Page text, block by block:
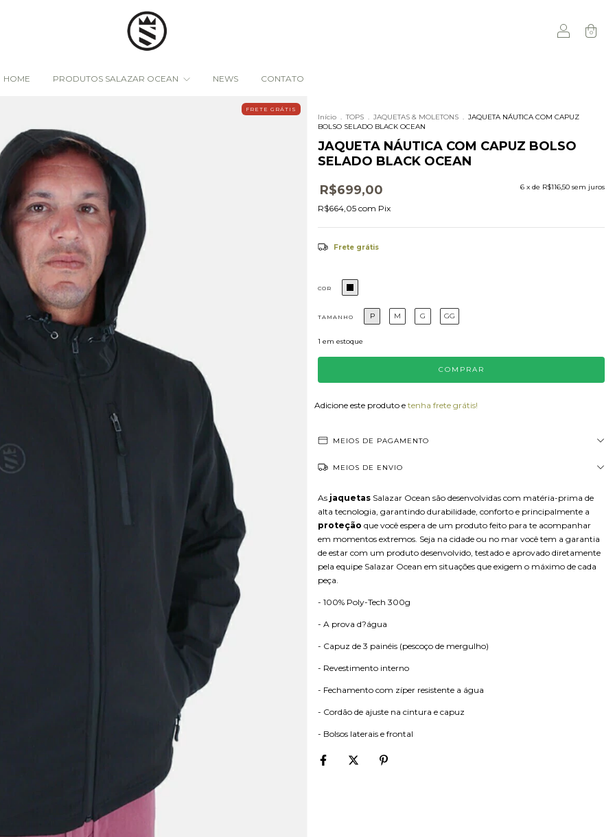
0
HOME PRODUTOS SALAZAR OCEAN NEWS CONTATO
FRETE GRÁTIS
Início . TOPS . JAQUETAS & MOLETONS . JAQUETA NÁUTICA COM CAPUZ
BOLSO SELADO BLACK OCEAN
JAQUETA NÁUTICA COM CAPUZ BOLSO
SELADO BLACK OCEAN
R$699,00
6 x de R$116,50 sem juros
R$664,05 com Pix
Frete grátis
COR
TAMANHO P M G GG
1 em estoque
Adicione este produto e tenha frete grátis!
MEIOS DE PAGAMENTO
MEIOS DE ENVIO
As jaquetas Salazar Ocean são desenvolvidas com matéria-prima de
alta tecnologia, garantindo durabilidade, conforto e principalmente a
proteção que você espera de um produto feito para te acompanhar
em momentos extremos. Seja na cidade ou no mar você tem a garantia
de estar com um produto desenvolvido, testado e aprovado diretamente
pela equipe Salazar Ocean em situações que exigem o máximo de cada
peça.
- 100% Poly-Tech 300g
- A prova d?água
- Capuz de 3 painéis (pescoço de mergulho)
- Revestimento interno
- Fechamento com zíper resistente a água
- Cordão de ajuste na cintura e capuz
- Bolsos laterais e frontal